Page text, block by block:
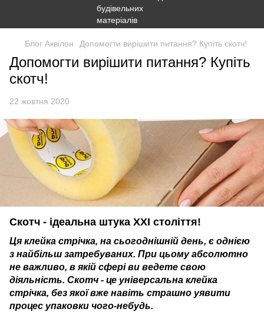
Блог Аквілон Допомогти вирішити питання? Купіть скотч!
Допомогти вирішити питання? Купіть
скотч!
22 жовтня 2020
Скотч - ідеальна штука ХХІ століття!
Ця клейка стрічка, на сьогоднішній день, є однією
з найбільш затребуваних. При цьому абсолютно
не важливо, в якій сфері ви ведете свою
діяльність. Скотч - це універсальна клейка
стрічка, без якої вже навіть страшно уявити
процес упаковки чого-небудь.